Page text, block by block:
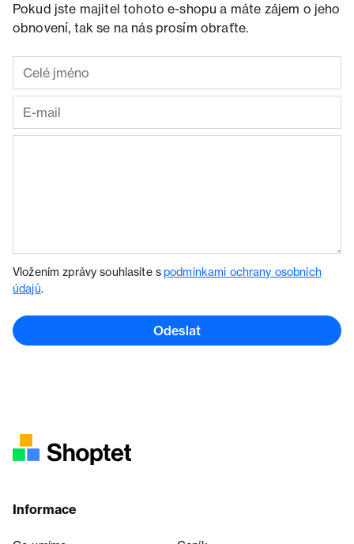
Pokud jste majitel tohoto e-shopu a máte zájem o jeho
obnovení, tak se na nás prosím obraťte.
Vložením zprávy souhlasíte spodmínkami ochrany osobních
údajů.
Odeslat
Informace